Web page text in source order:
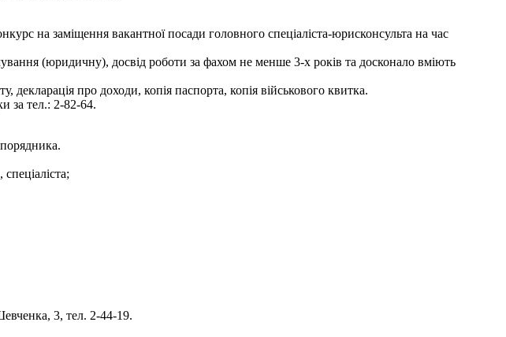
вакантної посади головного спеціаліста-юрисконсульта на час
(юридичну), досвід роботи за фахом не менше 3-х років та досконало вміють
про доходи, копія паспорта, копія військового квитка.
за тел.: 2-82-64.
3, тел. 2-44-19.